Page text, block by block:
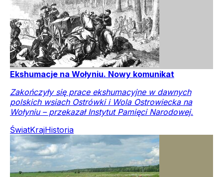
Ekshumacje na Wołyniu. Nowy komunikat
Zakończyły się prace ekshumacyjne w dawnych
polskich wsiach Ostrówki i Wola Ostrowiecka na
Wołyniu – przekazał Instytut Pamięci Narodowej.
ŚwiatKrajHistoria